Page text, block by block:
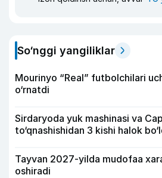
So‘nggi yangiliklar
Mourinyo “Real” futbolchilari
o‘rnatdi
Sirdaryoda yuk mashinasi va
to‘qnashishidan 3 kishi halok
Tayvan 2027-yilda mudofaa
oshiradi